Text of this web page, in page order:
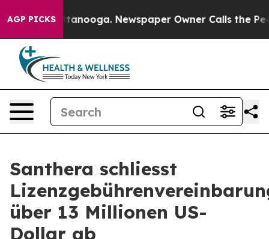
AGP PICKS
in Chattanooga. Newspaper Owner Calls the
Santhera schliesst
über 13 Millionen US-
Dollar ab